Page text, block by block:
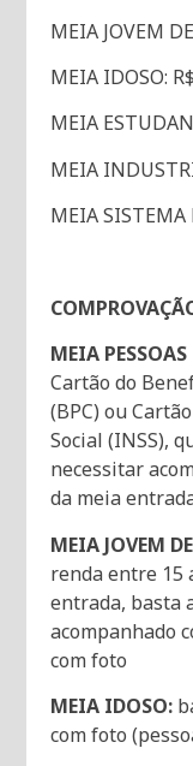
MEIA JOVEM
MEIA IDOSO:
MEIA
MEIA
MEIA SISTEMA
MEIA
Cartão do
(BPC) ou
Social (INSS),
necessitar
da meia
MEIA JOVEM
renda entre 15
entrada, basta
acompanhado
com foto
MEIA IDOSO:
com foto